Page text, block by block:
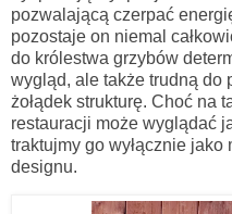
pozwalającą czerpać
pozostaje on niemal
do królestwa grzybów
wygląd, ale także trudną do
żołądek strukturę. Choć na
restauracji może wyglądać
traktujmy go wyłącznie
designu.